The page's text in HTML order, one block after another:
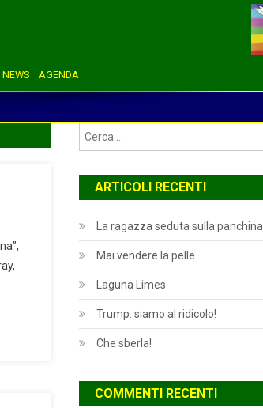
NEWS AGENDA
ARTICOLI RECENTI
La ragazza seduta sulla panchina
Mai vendere la pelle…
Laguna Limes
Trump: siamo al ridicolo!
Che sberla!
COMMENTI RECENTI